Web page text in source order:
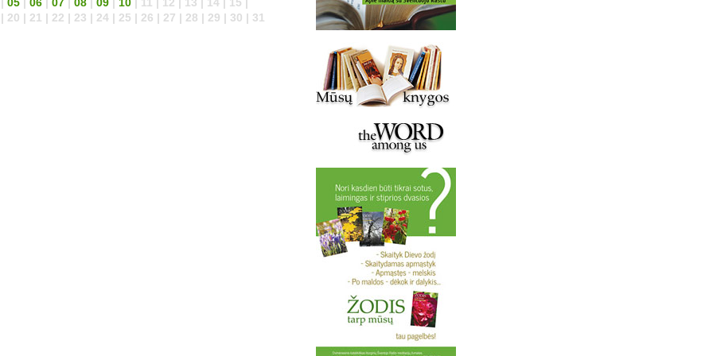
20 | 21 | 22 | 23 | 24 | 25 | 26 | 27 | 28 | 29 | 30 | 31